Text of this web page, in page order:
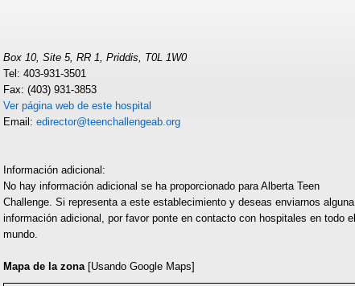
Box 10, Site 5, RR 1, Priddis, T0L 1W0
Tel: 403-931-3501
Fax: (403) 931-3853
Ver página web de este hospital
Email: edirector@teenchallengeab.org
Información adicional:
No hay información adicional se ha proporcionado para Alberta Teen
Challenge. Si representa a este establecimiento y deseas enviarnos alguna
información adicional, por favor ponte en contacto con hospitales en todo el
mundo.
Mapa de la zona[Usando Google Maps]